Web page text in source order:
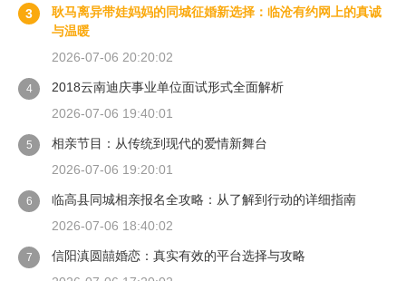
3
耿马离异带娃妈妈的同城征婚新选择：临沧有约网上的真诚
与温暖
2026-07-06 20:20:02
4
2018云南迪庆事业单位面试形式全面解析
2026-07-06 19:40:01
5
相亲节目：从传统到现代的爱情新舞台
2026-07-06 19:20:01
6
临高县同城相亲报名全攻略：从了解到行动的详细指南
2026-07-06 18:40:02
7
信阳滇圆囍婚恋：真实有效的平台选择与攻略